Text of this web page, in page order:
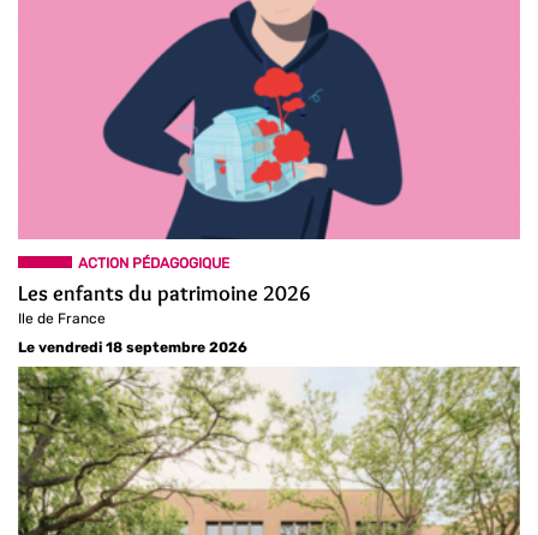
ACTION PÉDAGOGIQUE
Les enfants du patrimoine 2026
Ile de France
Le vendredi 18 septembre 2026